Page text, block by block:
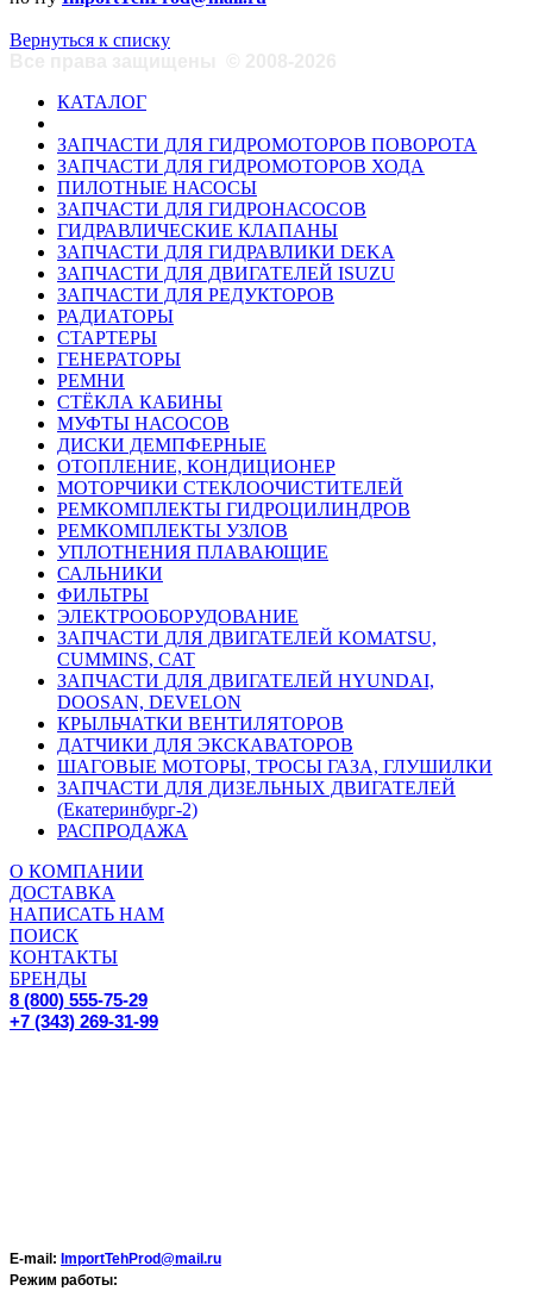
Вернуться к списку
КАТАЛОГ
ЗАПЧАСТИ ДЛЯ ГИДРОМОТОРОВ ПОВОРОТА
ЗАПЧАСТИ ДЛЯ ГИДРОМОТОРОВ ХОДА
ПИЛОТНЫЕ НАСОСЫ
ЗАПЧАСТИ ДЛЯ ГИДРОНАСОСОВ
ГИДРАВЛИЧЕСКИЕ КЛАПАНЫ
ЗАПЧАСТИ ДЛЯ ГИДРАВЛИКИ DEKA
ЗАПЧАСТИ ДЛЯ ДВИГАТЕЛЕЙ ISUZU
ЗАПЧАСТИ ДЛЯ РЕДУКТОРОВ
РАДИАТОРЫ
СТАРТЕРЫ
ГЕНЕРАТОРЫ
РЕМНИ
СТЁКЛА КАБИНЫ
МУФТЫ НАСОСОВ
ДИСКИ ДЕМПФЕРНЫЕ
ОТОПЛЕНИЕ, КОНДИЦИОНЕР
МОТОРЧИКИ СТЕКЛООЧИСТИТЕЛЕЙ
РЕМКОМПЛЕКТЫ ГИДРОЦИЛИНДРОВ
РЕМКОМПЛЕКТЫ УЗЛОВ
УПЛОТНЕНИЯ ПЛАВАЮЩИЕ
САЛЬНИКИ
ФИЛЬТРЫ
ЭЛЕКТРООБОРУДОВАНИЕ
ЗАПЧАСТИ ДЛЯ ДВИГАТЕЛЕЙ KOMATSU,
CUMMINS, CAT
ЗАПЧАСТИ ДЛЯ ДВИГАТЕЛЕЙ HYUNDAI,
DOOSAN, DEVELON
КРЫЛЬЧАТКИ ВЕНТИЛЯТОРОВ
ДАТЧИКИ ДЛЯ ЭКСКАВАТОРОВ
ШАГОВЫЕ МОТОРЫ, ТРОСЫ ГАЗА, ГЛУШИЛКИ
ЗАПЧАСТИ ДЛЯ ДИЗЕЛЬНЫХ ДВИГАТЕЛЕЙ
(Екатеринбург-2)
РАСПРОДАЖА
О КОМПАНИИ
ДОСТАВКА
НАПИСАТЬ НАМ
ПОИСК
КОНТАКТЫ
БРЕНДЫ
8 (800) 555-75-29
+7 (343) 269-31-99
E-mail: ImportTehProd@mail.ru
Режим работы: